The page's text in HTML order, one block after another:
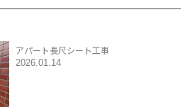
アパート長尺シート工事
2026.01.14